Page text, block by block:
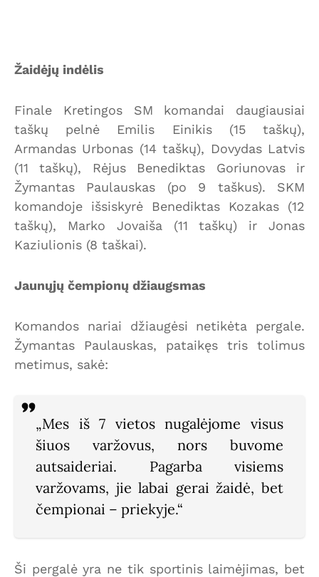
Žaidėjų indėlis
Finale Kretingos SM komandai daugiausiai
taškų pelnė Emilis Einikis (15 taškų),
Armandas Urbonas (14 taškų), Dovydas Latvis
(11 taškų), Rėjus Benediktas Goriunovas ir
Žymantas Paulauskas (po 9 taškus). SKM
komandoje išsiskyrė Benediktas Kozakas (12
taškų), Marko Jovaiša (11 taškų) ir Jonas
Kaziulionis (8 taškai).
Jaunųjų čempionų džiaugsmas
Komandos nariai džiaugėsi netikėta pergale.
Žymantas Paulauskas, pataikęs tris tolimus
metimus, sakė:
„Mes iš 7 vietos nugalėjome visus
šiuos varžovus, nors buvome
autsaideriai. Pagarba visiems
varžovams, jie labai gerai žaidė, bet
čempionai – priekyje.“
Ši pergalė yra ne tik sportinis laimėjimas, bet